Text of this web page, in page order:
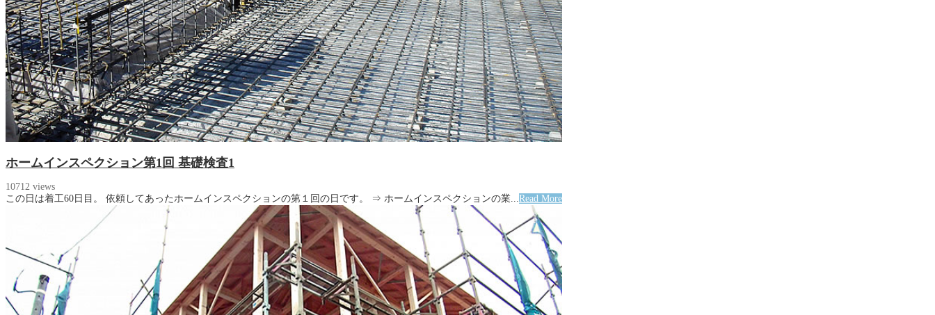
ホームインスペクション第1回 基礎検査1
10712 views
この日は着工60日目。 依頼してあったホームインスペクションの第１回の日です。 ⇒ ホームインスペクションの業...Read More